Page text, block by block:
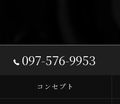
097-576-9953
コンセプト